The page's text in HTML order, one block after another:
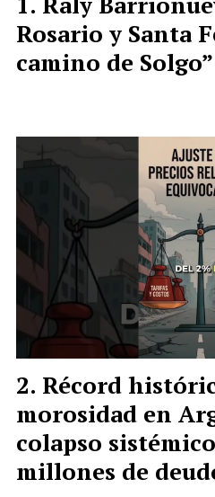
Rosario y Santa
camino de Solgo”
Récord
morosidad en
colapso
millones de